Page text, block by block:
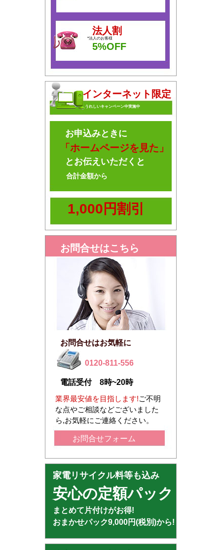
法人割
*法人のお客様
5%OFF
インターネット限定
うれしいキャンペーン中実施中
お申込みときに
「ホームページを見た」
とお伝えいただくと
合計金額から
1,000円割引
お問合せはこちら
お問合せはお気軽に
0120-811-556
電話受付 8時~20時
業界最安値を目指します!ご不明
な点やご相談などございました
ら,お気軽にご連絡ください。
お問合せフォーム
家電リサイクル料等も込み
安心の定額パック
まとめて片付けがお得!
おまかせパック9,000円(税別)から!